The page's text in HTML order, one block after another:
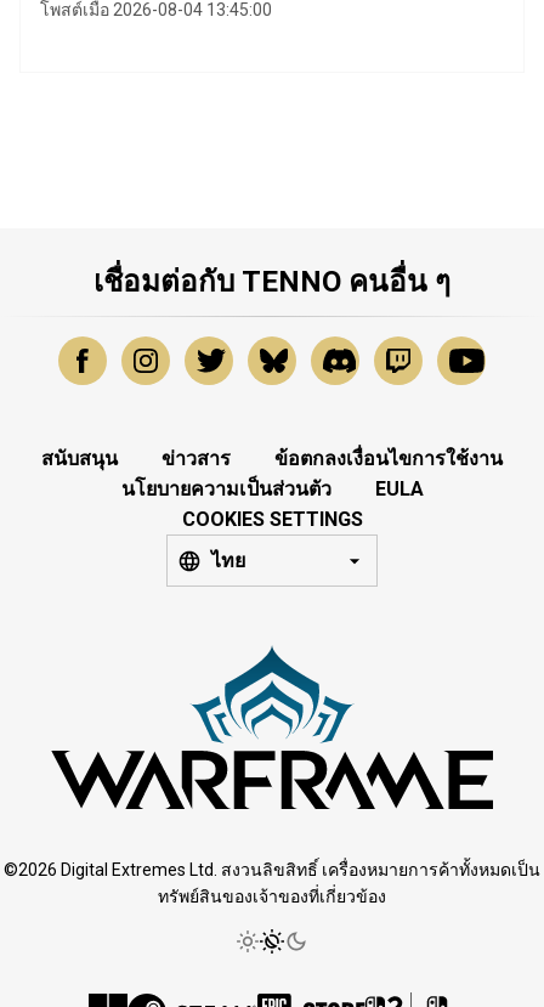
โพสต์เมื่อ 2026-08-04 13:45:00
เชื่อมต่อกับ TENNO คนอื่น ๆ
สนับสนุน ข่าวสาร
ข้อตกลงเงื่อนไขการใช้งาน
นโยบายความเป็นส่วนตัว
EULA
COOKIES SETTINGS
ไทย
©2026 Digital Extremes Ltd. สงวนลิขสิทธิ์ เครื่องหมายการค้าทั้งหมดเป็น
ทรัพย์สินของเจ้าของที่เกี่ยวข้อง